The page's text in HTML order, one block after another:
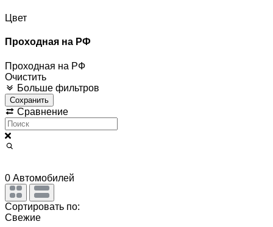
Цвет
Проходная на РФ
Проходная на РФ
Очистить
Больше фильтров
Сохранить
Сравнение
0 Автомобилей
Сортировать по:
Свежие